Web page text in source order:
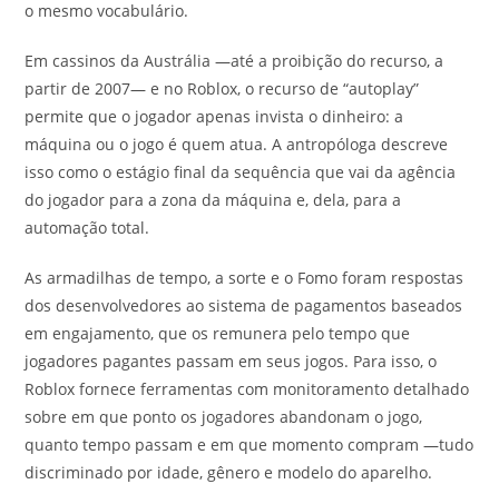
o mesmo vocabulário.
Em cassinos da Austrália —até a proibição do recurso, a
partir de 2007— e no Roblox, o recurso de “autoplay”
permite que o jogador apenas invista o dinheiro: a
máquina ou o jogo é quem atua. A antropóloga descreve
isso como o estágio final da sequência que vai da agência
do jogador para a zona da máquina e, dela, para a
automação total.
As armadilhas de tempo, a sorte e o Fomo foram respostas
dos desenvolvedores ao sistema de pagamentos baseados
em engajamento, que os remunera pelo tempo que
jogadores pagantes passam em seus jogos. Para isso, o
Roblox fornece ferramentas com monitoramento detalhado
sobre em que ponto os jogadores abandonam o jogo,
quanto tempo passam e em que momento compram —tudo
discriminado por idade, gênero e modelo do aparelho.